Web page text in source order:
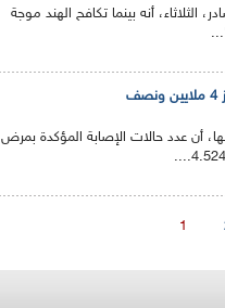
الثلاثاء، أنه بينما تكافح الهند موجة
أن عدد حالات الإصابة المؤكدة بمرض
1